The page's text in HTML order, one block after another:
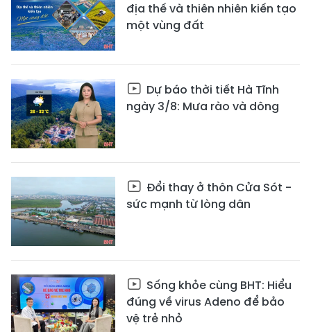
địa thế và thiên nhiên kiến tạo
một vùng đất
Dự báo thời tiết Hà Tĩnh
ngày 3/8: Mưa rào và dông
Đổi thay ở thôn Cửa Sót -
sức mạnh từ lòng dân
Sống khỏe cùng BHT: Hiểu
đúng về virus Adeno để bảo
vệ trẻ nhỏ